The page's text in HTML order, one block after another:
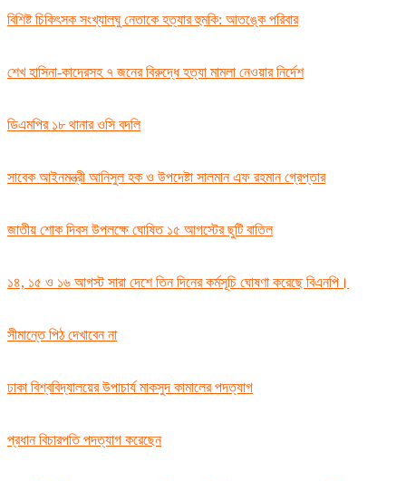
বিশিষ্ট চিকিৎসক সংখ্যালঘু নেতাকে হত্যার হুমকি: আতঙ্কে পরিবার
শেখ হাসিনা-কাদেরসহ ৭ জনের বিরুদ্ধে হত্যা মামলা নেওয়ার নির্দেশ
ডিএমপির ১৮ থানার ওসি বদলি
সাবেক আইনমন্ত্রী আনিসুল হক ও উপদেষ্টা সালমান এফ রহমান গ্রেপ্তার
জাতীয় শোক দিবস উপলক্ষে ঘোষিত ১৫ আগস্টের ছুটি বাতিল
১৪, ১৫ ও ১৬ আগস্ট সারা দেশে তিন দিনের কর্মসূচি ঘোষণা করেছে বিএনপি।
সীমান্তে পিঠ দেখাবেন না
ঢাকা বিশ্ববিদ্যালয়ের উপাচার্য মাকসুদ কামালের পদত্যাগ
প্রধান বিচারপতি পদত্যাগ করেছেন